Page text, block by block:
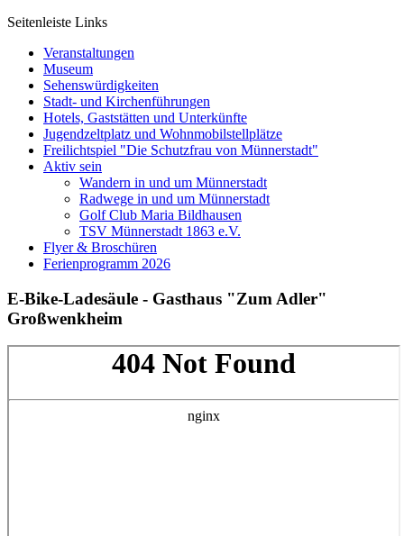
Seitenleiste Links
Veranstaltungen
Museum
Sehenswürdigkeiten
Stadt- und Kirchenführungen
Hotels, Gaststätten und Unterkünfte
Jugendzeltplatz und Wohnmobilstellplätze
Freilichtspiel "Die Schutzfrau von Münnerstadt"
Aktiv sein
Wandern in und um Münnerstadt
Radwege in und um Münnerstadt
Golf Club Maria Bildhausen
TSV Münnerstadt 1863 e.V.
Flyer & Broschüren
Ferienprogramm 2026
E-Bike-Ladesäule - Gasthaus "Zum Adler"
Großwenkheim